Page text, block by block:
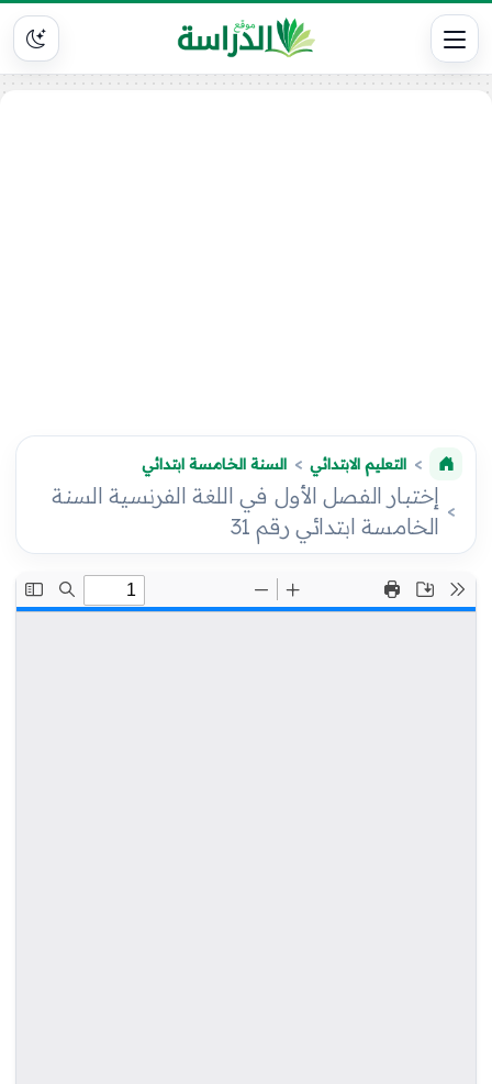
التعليم الابتدائي السنة الخامسة ابتدائي
إختبار الفصل الأول في اللغة الفرنسية السنة
الخامسة ابتدائي رقم 31